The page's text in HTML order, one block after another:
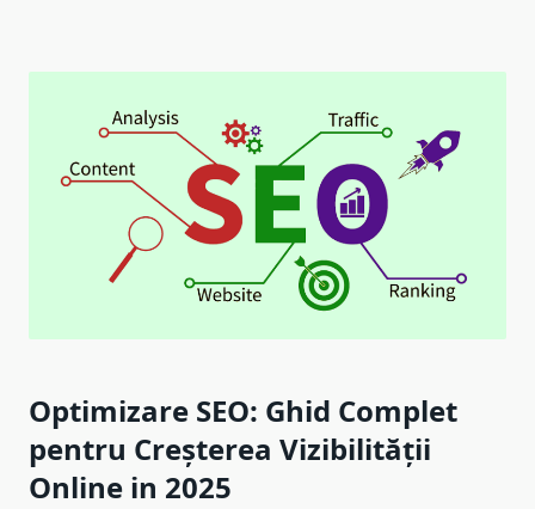
Optimizare SEO: Ghid Complet
pentru Creșterea Vizibilității
Online in 2025